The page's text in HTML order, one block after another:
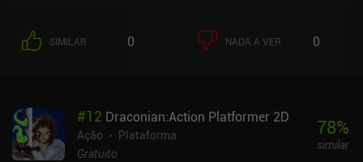
SIMILAR 0 NADA A VER 0
#12 Draconian:Action Platformer 2D
Ação
Plataforma
Gratuito
78%
similar